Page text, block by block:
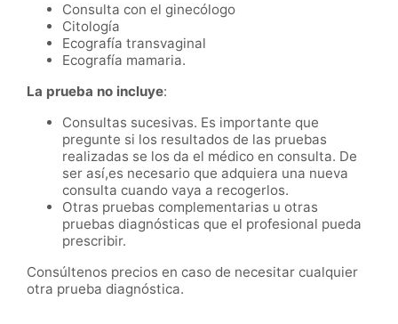
Consulta con el ginecólogo
Citología
Ecografía transvaginal
Ecografía mamaria.
La prueba no incluye:
Consultas sucesivas. Es importante que
pregunte si los resultados de las pruebas
realizadas se los da el médico en consulta. De
ser así,es necesario que adquiera una nueva
consulta cuando vaya a recogerlos.
Otras pruebas complementarias u otras
pruebas diagnósticas que el profesional pueda
prescribir.
Consúltenos precios en caso de necesitar cualquier
otra prueba diagnóstica.